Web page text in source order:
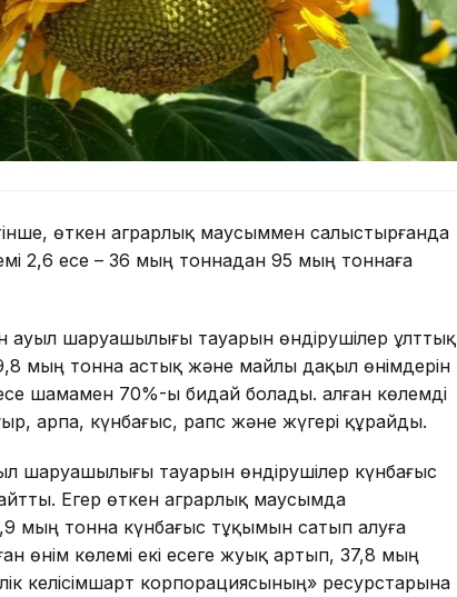
өткен аграрлық маусыммен салыстырғанда
2,6 есе – 36 мың тоннадан 95 мың тоннаға
ауыл шаруашылығы тауарын өндірушілер ұлттық
мың тонна астық және майлы дақыл өнімдерін
шамамен 70%-ы бидай болады. Қалған көлемді
арпа, күнбағыс, рапс және жүгері құрайды.
шаруашылығы тауарын өндірушілер күнбағыс
Егер өткен аграрлық маусымда
мың тонна күнбағыс тұқымын сатып алуға
өнім көлемі екі есеге жуық артып, 37,8 мың
келісімшарт корпорациясының» ресурстарына